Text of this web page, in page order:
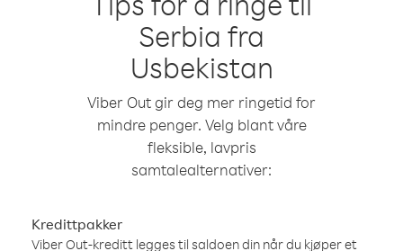
Serbia fra
Usbekistan
Viber Out gir deg mer ringetid for
mindre penger. Velg blant våre
fleksible, lavpris
samtalealternativer:
Kredittpakker
Viber Out-kreditt legges til saldoen din når du kjøper et